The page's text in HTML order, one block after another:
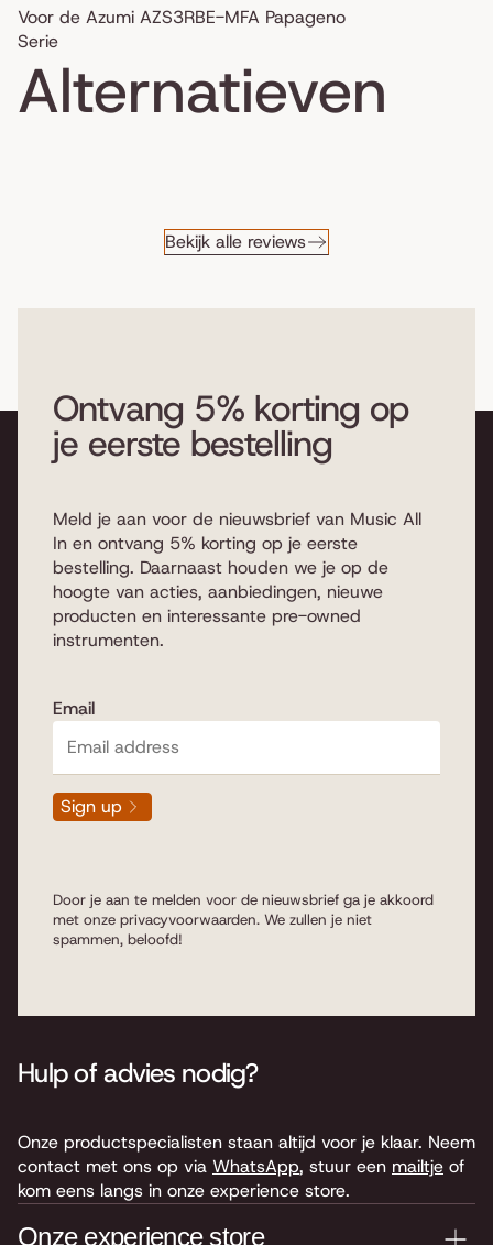
Voor de Azumi AZS3RBE-MFA Papageno
Serie
Alternatieven
Bekijk alle reviews
Ontvang 5% korting op
je eerste bestelling
Meld je aan voor de nieuwsbrief van Music All
In en ontvang 5% korting op je eerste
bestelling. Daarnaast houden we je op de
hoogte van acties, aanbiedingen, nieuwe
producten en interessante pre-owned
instrumenten.
Email
Sign up
Door je aan te melden voor de nieuwsbrief ga je akkoord
met onze privacyvoorwaarden. We zullen je niet
spammen, beloofd!
Hulp of advies nodig?
Onze productspecialisten staan altijd voor je klaar. Neem
contact met ons op via WhatsApp, stuur een mailtje of
kom eens langs in onze experience store.
Onze experience store